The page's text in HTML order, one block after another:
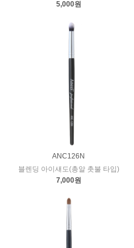
5,000원
ANC126N
블렌딩 아이섀도(총알 촛불 타입)
7,000원